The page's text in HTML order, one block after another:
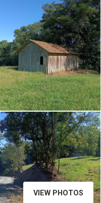
VIEW PHOTOS